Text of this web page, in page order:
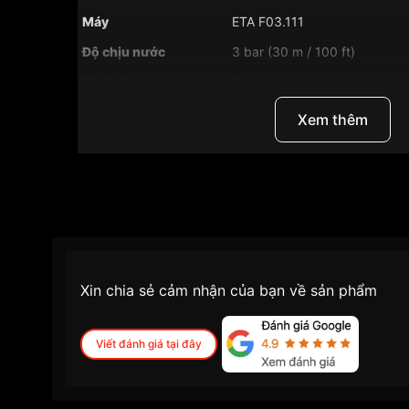
Máy
ETA F03.111
Độ chịu nước
3 bar (30 m / 100 ft)
"Tissot 34mm Nữ
Xem thêm
Xin chia sẻ cảm nhận của bạn về sản phẩm
Viết đánh giá tại đây